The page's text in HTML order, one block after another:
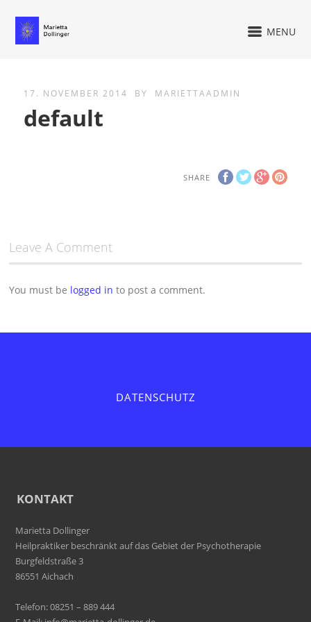
MENU
17. NOVEMBER 2014 BY MARIETTAADMIN
default
SHARE
Leave A Comment
You must be logged in to post a comment.
DATENSCHUTZ
KONTAKT
Marietta Dollinger
Heilpraktiker beschränkt auf das Gebiet der Psychotherapie
Burgfeldstraße 3
86551 Aichach
Telefon: 08251 – 889 444